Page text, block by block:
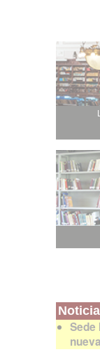
Sede